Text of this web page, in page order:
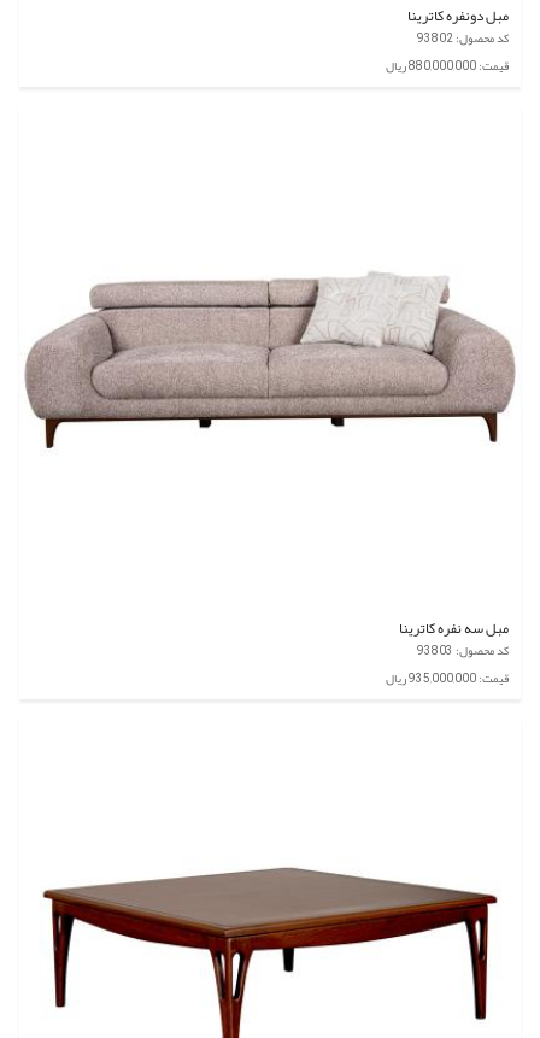
مبل دونفره کاترینا
کد محصول: 93802
قیمت: 880,000,000 ریال
مبل سه نفره کاترینا
کد محصول: 93803
قیمت: 935,000,000 ریال